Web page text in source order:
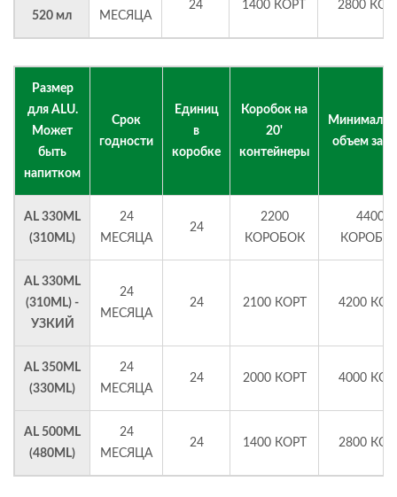
520 мл
МЕСЯЦА
24 1400 КОРТ 2800
Размер
для ALU.
Может
быть
напитком
Срок
годности
Единиц
в
коробке
Коробок на
20'
контейнеры
объем
AL 330ML
(310ML)
24
МЕСЯЦА
24
2200
КОРОБОК
4400
AL 330ML
(310ML) -
УЗКИЙ
24
МЕСЯЦА
24 2100 КОРТ 4200
AL 350ML
(330ML)
24
МЕСЯЦА
24 2000 КОРТ 4000
AL 500ML
(480ML)
24
МЕСЯЦА
24 1400 КОРТ 2800